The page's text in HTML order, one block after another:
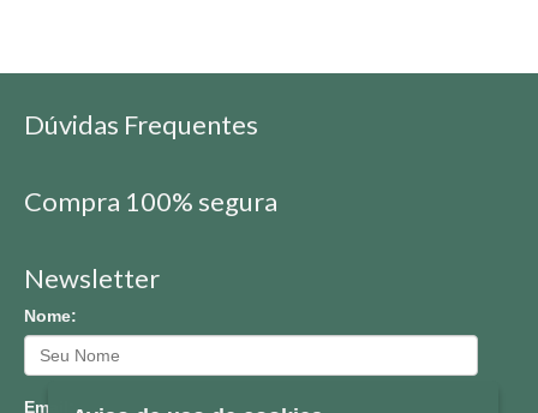
Dúvidas Frequentes
Compra 100% segura
Newsletter
Nome:
Email: